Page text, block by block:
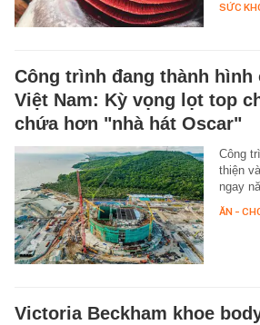
SỨC
Công trình đang thành hình
Việt Nam: Kỳ vọng lọt top
chứa hơn "nhà hát Oscar"
Công
thiện
ngay
ĂN -
Victoria Beckham khoe